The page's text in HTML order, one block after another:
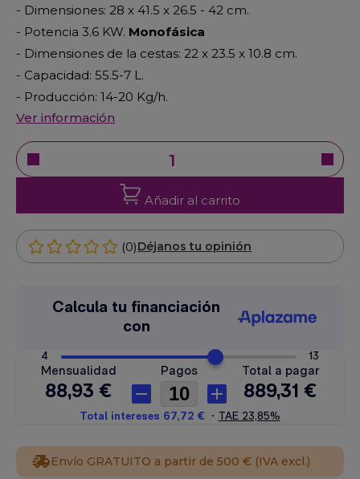
- Dimensiones: 28 x 41.5 x 26.5 - 42 cm.
- Potencia 3.6 KW. Monofásica
- Dimensiones de la cestas: 22 x 23.5 x 10.8 cm.
- Capacidad: 55.5-7 L.
- Producción: 14-20 Kg/h.
Ver información
Añadir al carrito
(0)Déjanos tu opinión
Envío GRATUITO a partir de 500 € (IVA excl.)